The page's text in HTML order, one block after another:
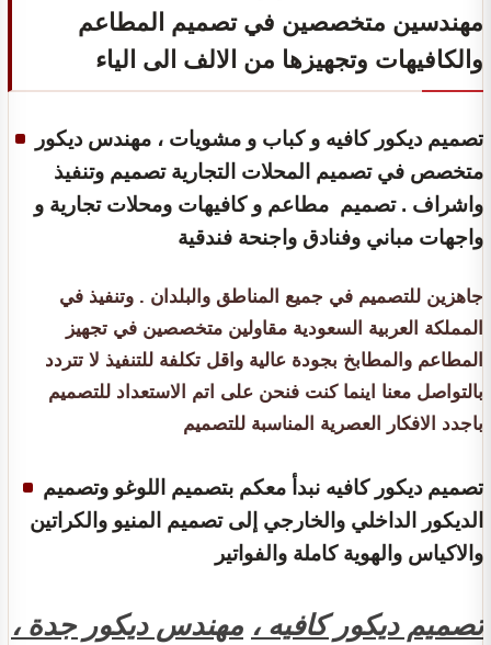
مهندسين متخصصين في تصميم المطاعم
والكافيهات وتجهيزها من الالف الى الياء
تصميم ديكور كافيه و كباب و مشويات ، مهندس ديكور
متخصص في تصميم المحلات التجارية تصميم وتنفيذ
واشراف . تصميم مطاعم و كافيهات ومحلات تجارية و
واجهات مباني وفنادق واجنحة فندقية
جاهزين للتصميم في جميع المناطق والبلدان . وتنفيذ في
المملكة العربية السعودية مقاولين متخصصين في تجهيز
المطاعم والمطابخ بجودة عالية واقل تكلفة للتنفيذ لا تتردد
بالتواصل معنا اينما كنت فنحن على اتم الاستعداد للتصميم
باجدد الافكار العصرية المناسبة للتصميم
تصميم ديكور كافيه نبدأ معكم بتصميم اللوغو وتصميم
الديكور الداخلي والخارجي إلى تصميم المنيو والكراتين
والاكياس والهوية كاملة والفواتير
تصميم ديكور كافيه ، مهندس ديكور جدة ،